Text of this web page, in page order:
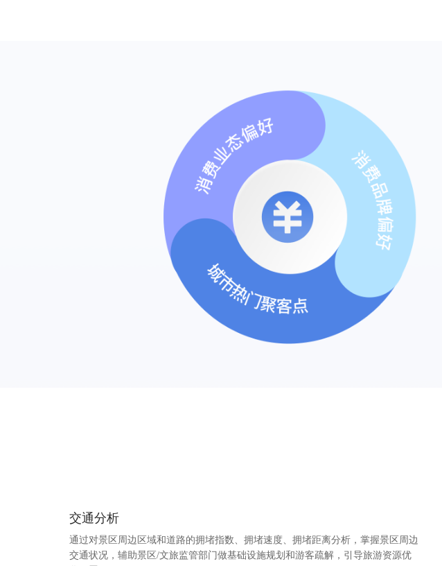
交通分析
通过对景区周边区域和道路的拥堵指数、拥堵速度、拥堵距离分析，掌握景区周边
交通状况，辅助景区/文旅监管部门做基础设施规划和游客疏解，引导旅游资源优